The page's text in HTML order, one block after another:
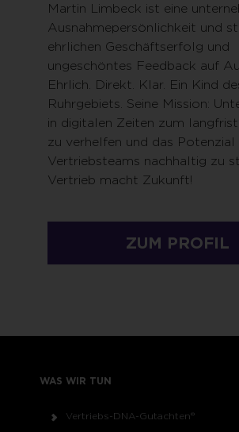
Martin Limbeck ist eine
Ausnahmepersönlichkeit und
ehrlichen Geschäftserfolg und
ungeschöntes Feedback auf
Ehrlich. Direkt. Klar. Ein Kind
Ruhrgebiets. Seine Mission:
in digitalen Zeiten zum
zu verhelfen und das Potenzial
Vertriebsteams nachhaltig zu
Vertrieb macht Zukunft!
ZUM PROFIL
WAS WIR TUN
Vertriebs-DNA-Gutachten®